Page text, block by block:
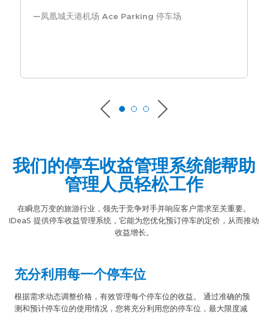
凤凰城天港机场 Ace Parking 停车场
我们的停车收益管理系统能帮助
管理人员轻松工作
在瞬息万变的旅游行业，领先于竞争对手并响应客户需求至关重要。
IDeaS 提供停车收益管理系统，它能为您优化预订停车的定价，从而推动
收益增长。
充分利用每一个停车位
根据需求动态调整价格，有效管理每个停车位的收益。 通过准确的预
测和预计停车位的使用情况，您将充分利用您的停车位，最大限度减